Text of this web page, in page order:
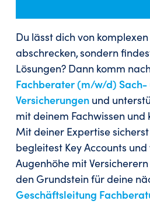
Du lässt dich von
abschrecken, sondern
Lösungen? Dann komm
Fachberater (m/w/d) Sach-
Versicherungen und
mit deinem Fachwissen und
Mit deiner Expertise
begleitest Key Accounts
Augenhöhe mit
den Grundstein für deine
Geschäftsleitung